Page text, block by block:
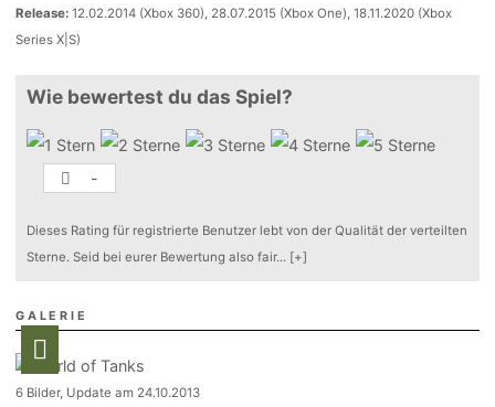
Release: 12.02.2014 (Xbox 360), 28.07.2015 (Xbox One), 18.11.2020 (Xbox
Series X|S)
Wie bewertest du das Spiel?
-
Dieses Rating für registrierte Benutzer lebt von der Qualität der verteilten
Sterne. Seid bei eurer Bewertung also fair... [+]
GALERIE
6 Bilder, Update am 24.10.2013